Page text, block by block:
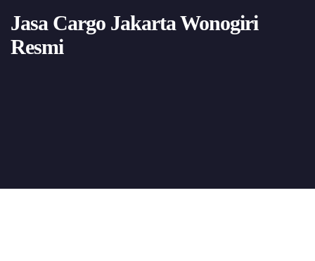
Jasa Cargo Jakarta Wonogiri
Resmi